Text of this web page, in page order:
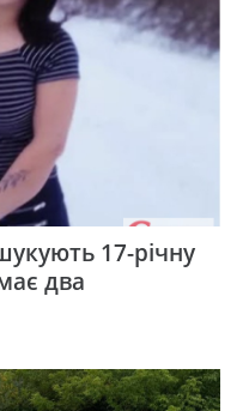
17-річну
два